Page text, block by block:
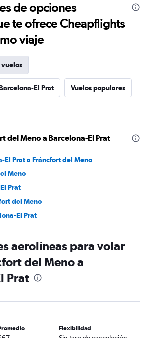
de opciones
te ofrece Cheapflights
viaje
vuelos
El Prat Vuelos populares
del Meno a Barcelona-El Prat
El Prat a Fráncfort del Meno
Meno
Prat
del Meno
El Prat
aerolíneas para volar
del Meno a
Prat
Flexibilidad